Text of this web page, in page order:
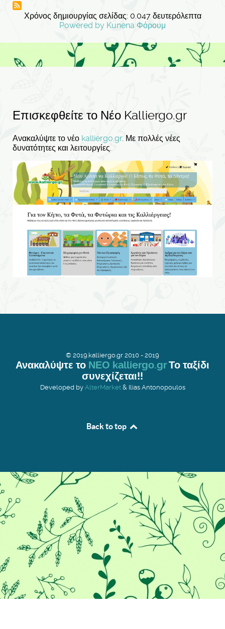
Χρόνος δημιουργίας σελίδας: 0.047 δευτερόλεπτα
Powered by Kunena Φόρουμ
Επισκεφθείτε το Νέο Kalliergo.gr
Ανακαλύψτε το νέο kalliergo.gr. Με πολλές νέες
δυνατότητες και λειτουργίες.
© 2019.kalliergo.gr 2010 - 2019
Ανακαλύψτε το ΝΕΟ kalliergo.grΤο ταξίδι
συνεχίζεται!!
Developed by AlterMarket& Ilias Antonopoulos
Back to top